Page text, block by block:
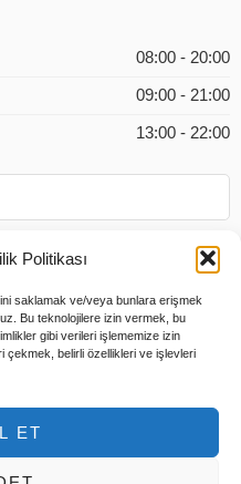
Politikası
saklamak ve/veya bunlara erişmek
Bu teknolojilere izin vermek, bu
gibi verileri işlememize izin
çekmek, belirli özellikleri ve işlevleri
ET
08:00 - 20:00
09:00 - 21:00
13:00 - 22:00